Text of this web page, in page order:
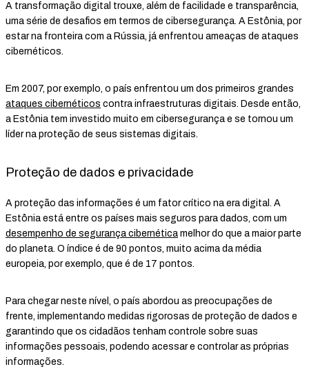
A transformação digital trouxe, além de facilidade e transparência,
uma série de desafios em termos de cibersegurança. A Estônia, por
estar na fronteira com a Rússia, já enfrentou ameaças de ataques
cibernéticos.
Em 2007, por exemplo, o país enfrentou um dos primeiros grandes
ataques cibernéticos contra infraestruturas digitais. Desde então,
a Estônia tem investido muito em cibersegurança e se tornou um
líder na proteção de seus sistemas digitais.
Proteção de dados e privacidade
A proteção das informações é um fator crítico na era digital. A
Estônia está entre os países mais seguros para dados, com um
desempenho de segurança cibernética melhor do que a maior parte
do planeta. O índice é de 90 pontos, muito acima da média
europeia, por exemplo, que é de 17 pontos.
Para chegar neste nível, o país abordou as preocupações de
frente, implementando medidas rigorosas de proteção de dados e
garantindo que os cidadãos tenham controle sobre suas
informações pessoais, podendo acessar e controlar as próprias
informações.